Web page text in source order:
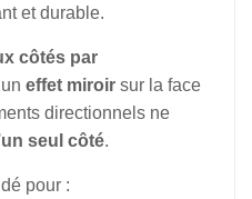
et durable.
côtés par
effet miroir sur la face
directionnels ne
seul côté.
pour :